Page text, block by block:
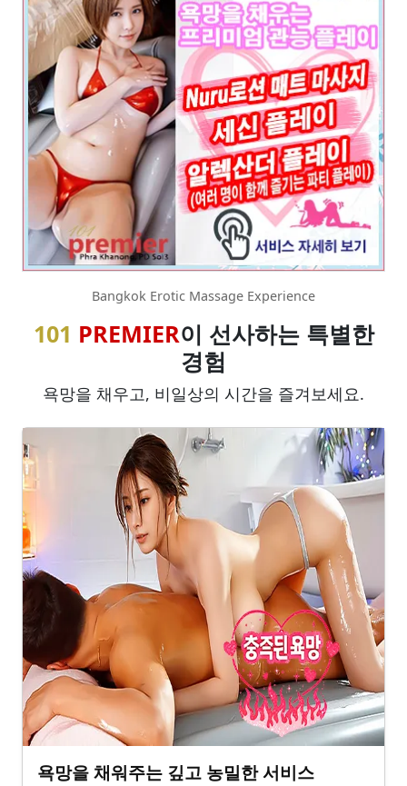
Bangkok Erotic Massage Experience
101 PREMIER이 선사하는 특별한
경험
욕망을 채우고, 비일상의 시간을 즐겨보세요.
욕망을 채워주는 깊고 농밀한 서비스